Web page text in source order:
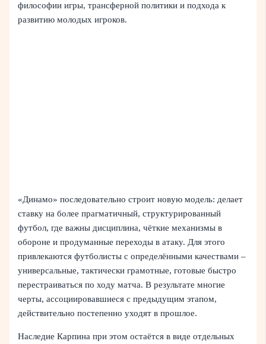
философии игры, трансферной политики и подхода к
развитию молодых игроков.
«Динамо» последовательно строит новую модель: делает
ставку на более прагматичный, структурированный
футбол, где важны дисциплина, чёткие механизмы в
обороне и продуманные переходы в атаку. Для этого
привлекаются футболисты с определёнными качествами –
универсальные, тактически грамотные, готовые быстро
перестраиваться по ходу матча. В результате многие
черты, ассоциировавшиеся с предыдущим этапом,
действительно постепенно уходят в прошлое.
Наследие Карпина при этом остаётся в виде отдельных